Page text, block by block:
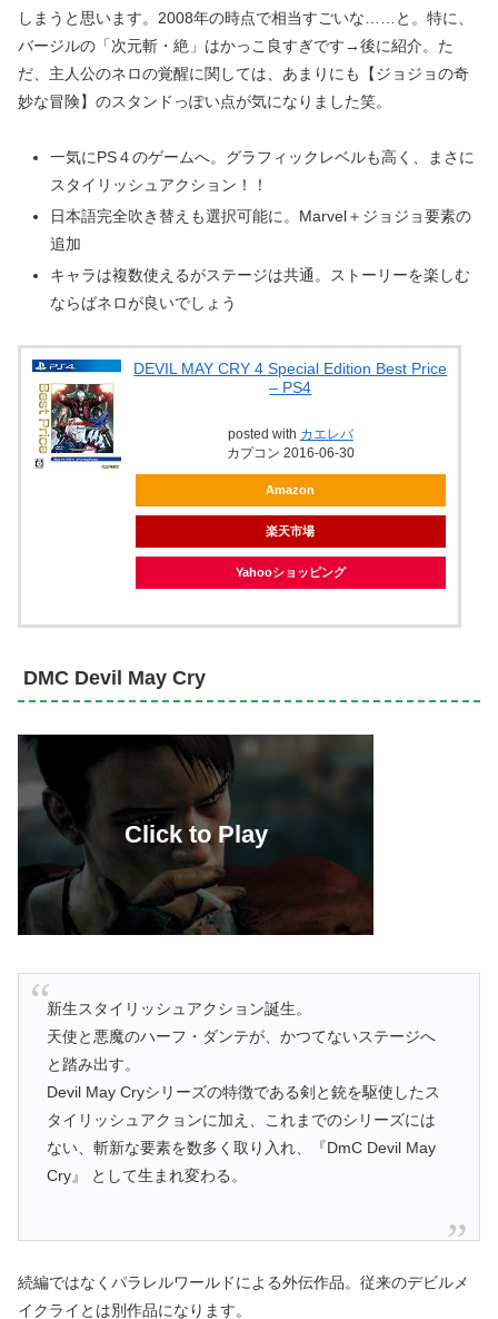
しまうと思います。2008年の時点で相当すごいな……と。特に、
バージルの「次元斬・絶」はかっこ良すぎです→後に紹介。た
だ、主人公のネロの覚醒に関しては、あまりにも【ジョジョの奇
妙な冒険】のスタンドっぽい点が気になりました笑。
一気にPS４のゲームへ。グラフィックレベルも高く、まさに
スタイリッシュアクション！！
日本語完全吹き替えも選択可能に。Marvel＋ジョジョ要素の
追加
キャラは複数使えるがステージは共通。ストーリーを楽しむ
ならばネロが良いでしょう
DEVIL MAY CRY 4 Special Edition Best Price
– PS4
posted with カエレバ
カプコン 2016-06-30
Amazon
楽天市場
Yahooショッピング
DMC Devil May Cry
新生スタイリッシュアクション誕生。
天使と悪魔のハーフ・ダンテが、かつてないステージへ
と踏み出す。
Devil May Cryシリーズの特徴である剣と銃を駆使したス
タイリッシュアクョンに加え、これまでのシリーズには
ない、斬新な要素を数多く取り入れ、『DmC Devil May
Cry』 として生まれ変わる。
続編ではなくパラレルワールドによる外伝作品。従来のデビルメ
イクライとは別作品になります。